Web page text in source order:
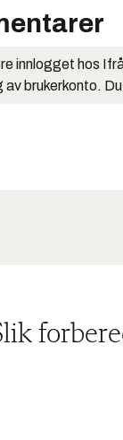
innlogget hos
brukerkonto.